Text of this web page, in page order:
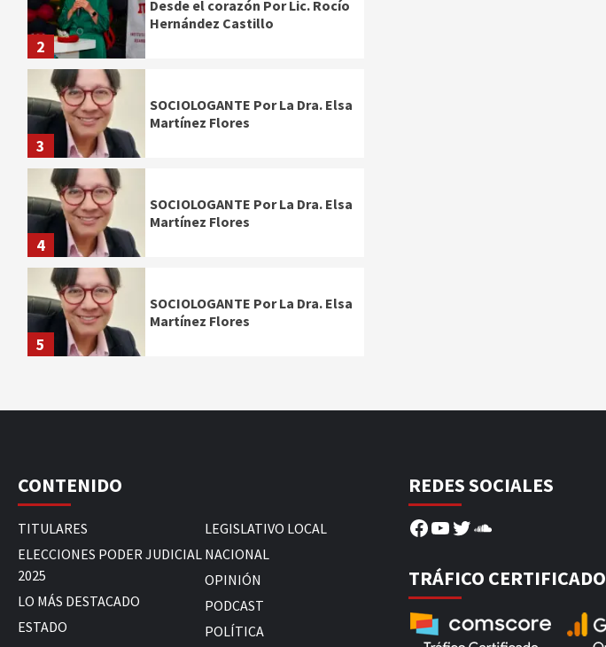
2
Desde el corazón Por Lic. Rocío
Hernández Castillo
3
SOCIOLOGANTE Por La Dra. Elsa
Martínez Flores
4
SOCIOLOGANTE Por La Dra. Elsa
Martínez Flores
5
SOCIOLOGANTE Por La Dra. Elsa
Martínez Flores
CONTENIDO
TITULARES
ELECCIONES PODER JUDICIAL
2025
LO MÁS DESTACADO
ESTADO
LEGISLATIVO LOCAL
NACIONAL
OPINIÓN
PODCAST
POLÍTICA
REDES SOCIALES
Facebook
YouTube
Twitter
SoundCloud
TRÁFICO CERTIFICADO